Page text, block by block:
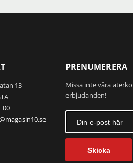
kan
13
00
PRENUMERERA
Missa inte våra
erbjudanden!
Skicka